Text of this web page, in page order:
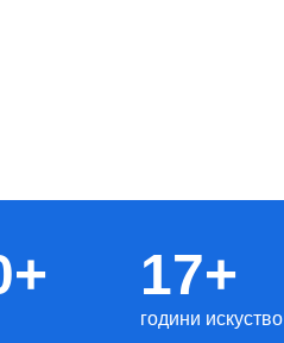
17+
години искуство